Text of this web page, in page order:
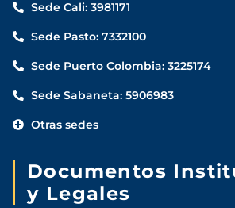
Sede Cali: 3981171
Sede Pasto: 7332100
Sede Puerto Colombia: 3225174
Sede Sabaneta: 5906983
Otras sedes
Documentos
y Legales